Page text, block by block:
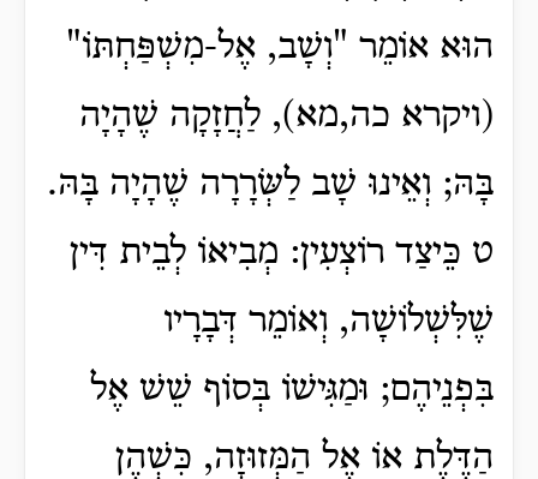
הוּא אוֹמֵר "וְשָׁב, אֶל-מִשְׁפַּחְתּוֹ"
(ויקרא כה,מא), לַחֲזָקָה שֶׁהָיָה
בָּהּ; וְאֵינוּ שָׁב לַשְּׂרָרָה שֶׁהָיָה בָּהּ.
ט כֵּיצַד רוֹצְעִין: מְבִיאוֹ לְבֵית דִּין
שֶׁלִּשְׁלוֹשָׁה, וְאוֹמֵר דְּבָרָיו
בִּפְנֵיהֶם; וּמַגִּישׁוֹ בְּסוֹף שֵׁשׁ אֶל
הַדֶּלֶת אוֹ אֶל הַמְּזוּזָה, כִּשְׁהֶן